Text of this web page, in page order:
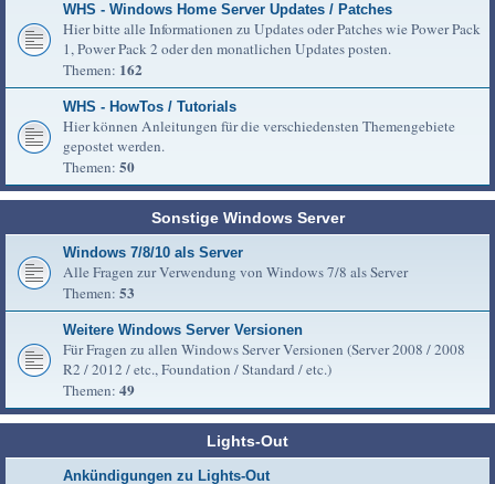
WHS - Windows Home Server Updates / Patches
Hier bitte alle Informationen zu Updates oder Patches wie Power Pack
1, Power Pack 2 oder den monatlichen Updates posten.
Themen: 162
WHS - HowTos / Tutorials
Hier können Anleitungen für die verschiedensten Themengebiete
gepostet werden.
Themen: 50
Sonstige Windows Server
Windows 7/8/10 als Server
Alle Fragen zur Verwendung von Windows 7/8 als Server
Themen: 53
Weitere Windows Server Versionen
Für Fragen zu allen Windows Server Versionen (Server 2008 / 2008
R2 / 2012 / etc., Foundation / Standard / etc.)
Themen: 49
Lights-Out
Ankündigungen zu Lights-Out